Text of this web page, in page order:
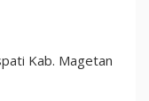
Kab. Magetan